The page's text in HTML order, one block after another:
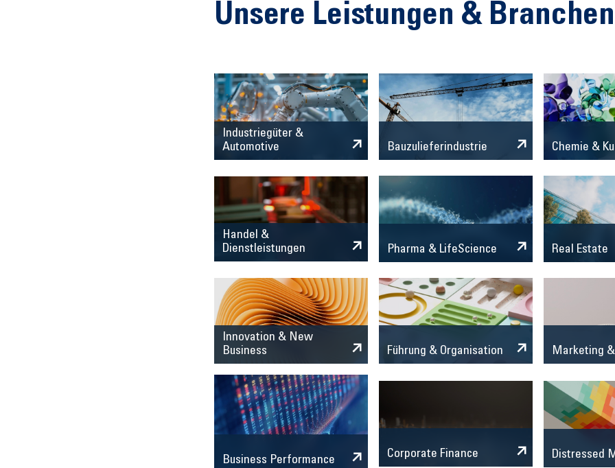
Unsere Leistungen & Branchen
Industriegüter &
Automotive
Bauzulieferindustrie Chemie &
Handel &
Dienstleistungen
Pharma & LifeScience Real Estate
Innovation & New
Business
Führung & Organisation Marketing
Business Performance Corporate Finance Distressed